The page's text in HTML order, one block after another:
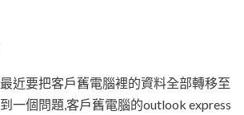
近要把客戶舊電腦裡的資料全部轉移至
一個問題,客戶舊電腦的outlook express